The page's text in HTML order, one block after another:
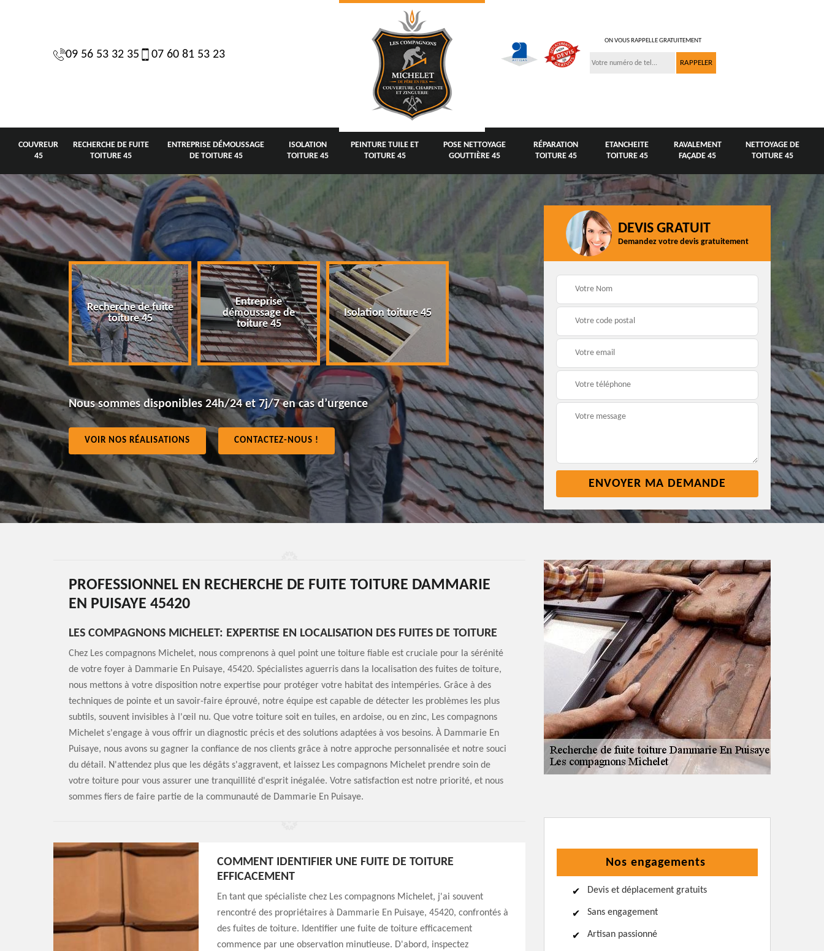
09 56 53 32 35 07 60 81 53 23
ON VOUS RAPPELLE GRATUITEMENT
COUVREUR
45
RECHERCHE DE FUITE
TOITURE 45
ENTREPRISE DÉMOUSSAGE
DE TOITURE 45
ISOLATION
TOITURE 45
PEINTURE TUILE ET
TOITURE 45
POSE NETTOYAGE
GOUTTIÈRE 45
RÉPARATION
TOITURE 45
ETANCHEITE
TOITURE 45
RAVALEMENT
FAÇADE 45
NETTOYAGE DE
TOITURE 45
Recherche de fuite
toiture 45
Entreprise
démoussage de
toiture 45
Isolation toiture 45
Peinture tuile et
toiture 45
Pose nettoyage
gouttière 45
Réparation toiture 45
Nous sommes disponibles 24h/24 et 7j/7 en cas d’urgence
VOIR NOS RÉALISATIONS CONTACTEZ-NOUS !
DEVIS GRATUIT
Demandez votre devis gratuitement
PROFESSIONNEL EN RECHERCHE DE FUITE TOITURE DAMMARIE
EN PUISAYE 45420
LES COMPAGNONS MICHELET: EXPERTISE EN LOCALISATION DES FUITES DE TOITURE
Chez Les compagnons Michelet, nous comprenons à quel point une toiture fiable est cruciale pour la sérénité
de votre foyer à Dammarie En Puisaye, 45420. Spécialistes aguerris dans la localisation des fuites de toiture,
nous mettons à votre disposition notre expertise pour protéger votre habitat des intempéries. Grâce à des
techniques de pointe et un savoir-faire éprouvé, notre équipe est capable de détecter les problèmes les plus
subtils, souvent invisibles à l'œil nu. Que votre toiture soit en tuiles, en ardoise, ou en zinc, Les compagnons
Michelet s'engage à vous offrir un diagnostic précis et des solutions adaptées à vos besoins. À Dammarie En
Puisaye, nous avons su gagner la confiance de nos clients grâce à notre approche personnalisée et notre souci
du détail. N'attendez plus que les dégâts s'aggravent, et laissez Les compagnons Michelet prendre soin de
votre toiture pour vous assurer une tranquillité d'esprit inégalée. Votre satisfaction est notre priorité, et nous
sommes fiers de faire partie de la communauté de Dammarie En Puisaye.
COMMENT IDENTIFIER UNE FUITE DE TOITURE
EFFICACEMENT
En tant que spécialiste chez Les compagnons Michelet, j'ai souvent
rencontré des propriétaires à Dammarie En Puisaye, 45420, confrontés à
des fuites de toiture. Identifier une fuite de toiture efficacement
commence par une observation minutieuse. D'abord, inspectez
Nos engagements
Devis et déplacement gratuits
Sans engagement
Artisan passionné